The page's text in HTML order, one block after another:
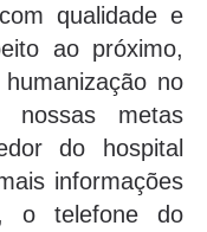
qualidade e
ao próximo,
no
metas
do hospital
informações
o telefone do